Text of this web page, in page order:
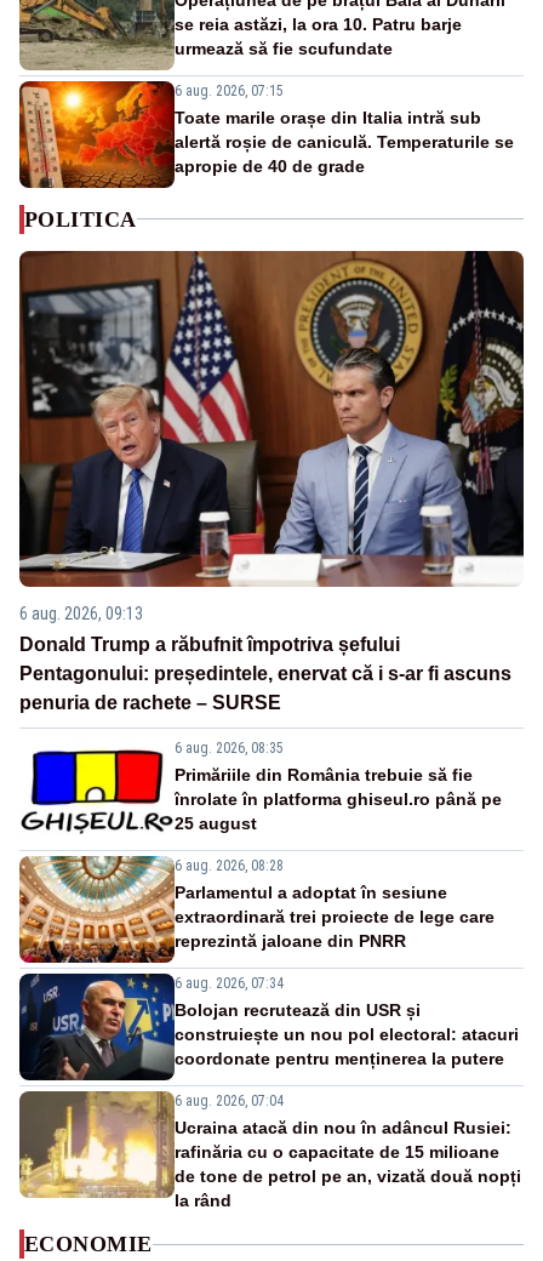
se reia astăzi, la ora 10. Patru barje
urmează să fie scufundate
6 aug. 2026, 07:15
Toate marile orașe din Italia intră sub
alertă roșie de caniculă. Temperaturile se
apropie de 40 de grade
POLITICA
6 aug. 2026, 09:13
Donald Trump a răbufnit împotriva șefului
Pentagonului: președintele, enervat că i s-ar fi ascuns
penuria de rachete – SURSE
6 aug. 2026, 08:35
Primăriile din România trebuie să fie
înrolate în platforma ghiseul.ro până pe
25 august
6 aug. 2026, 08:28
Parlamentul a adoptat în sesiune
extraordinară trei proiecte de lege care
reprezintă jaloane din PNRR
6 aug. 2026, 07:34
Bolojan recrutează din USR și
construiește un nou pol electoral: atacuri
coordonate pentru menținerea la putere
6 aug. 2026, 07:04
Ucraina atacă din nou în adâncul Rusiei:
rafinăria cu o capacitate de 15 milioane
de tone de petrol pe an, vizată două nopți
la rând
ECONOMIE